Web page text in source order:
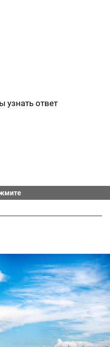
узнать ответ